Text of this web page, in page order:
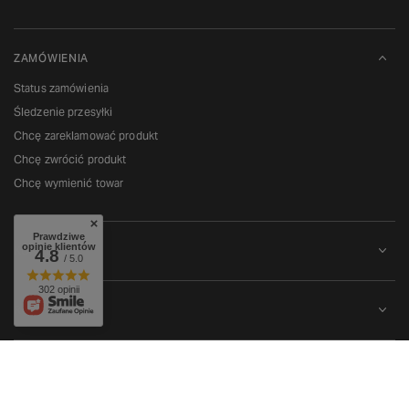
ZAMÓWIENIA
Status zamówienia
Śledzenie przesyłki
Chcę zareklamować produkt
Chcę zwrócić produkt
Chcę wymienić towar
KONTO
REGULAMINY
Prawdziwe
opinie klientów
4.8/ 5.0
302 opinii